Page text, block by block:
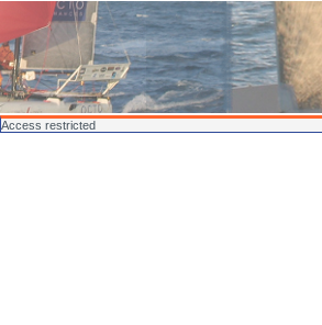
Access restricted